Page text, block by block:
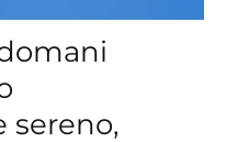
sereno,